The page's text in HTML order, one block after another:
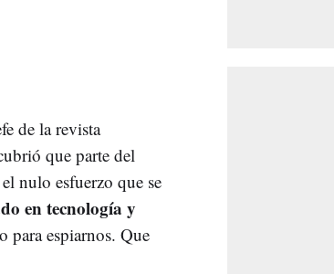
de la revista
que parte del
nulo esfuerzo que se
en tecnología y
para espiarnos. Que